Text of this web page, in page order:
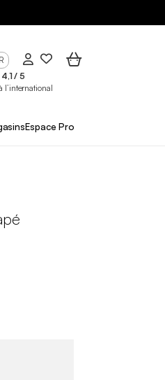
4,1 / 5
Espace Pro